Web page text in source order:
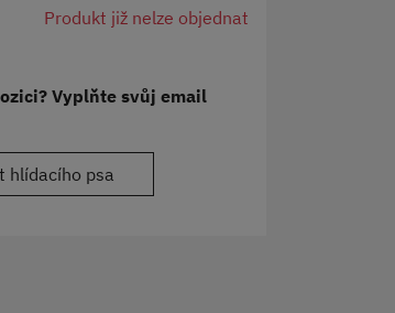
Produkt již nelze objednat
Vyplňte svůj email
hlídacího psa